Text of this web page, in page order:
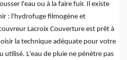
l'eau ou à la faire fuir. Il existe
: l'hydrofuge filmogène et
Lacroix Couverture est prêt à
la technique adéquate pour votre
L'eau de pluie ne pénètre pas